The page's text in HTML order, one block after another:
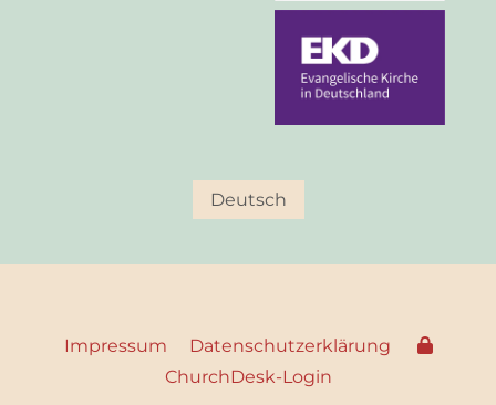
Deutsch
Impressum
Datenschutzerklärung
ChurchDesk-Login